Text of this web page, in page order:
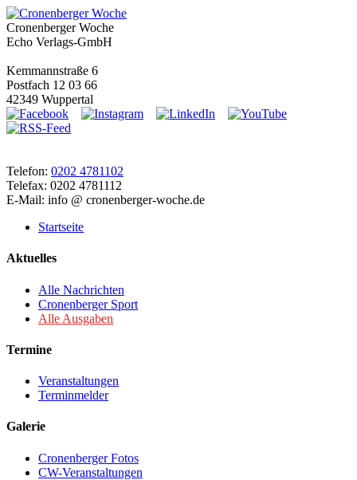
Cronenberger Woche
Echo Verlags-GmbH
Kemmannstraße 6
Postfach 12 03 66
42349 Wuppertal
Telefon: 0202 4781102
Telefax: 0202 4781112
E-Mail: info @ cronenberger-woche.de
Startseite
Aktuelles
Alle Nachrichten
Cronenberger Sport
Alle Ausgaben
Termine
Veranstaltungen
Terminmelder
Galerie
Cronenberger Fotos
CW-Veranstaltungen